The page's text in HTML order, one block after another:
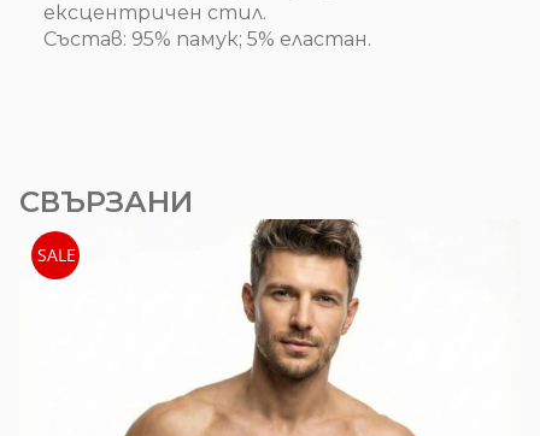
ексцентричен стил.
Състав: 95% памук; 5% еластан.
СВЪРЗАНИ
SALE